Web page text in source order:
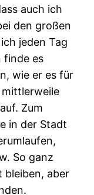
auch ich
den großen
jeden Tag
finde es
wie er es für
Zum
in der Stadt
So ganz
bleiben, aber